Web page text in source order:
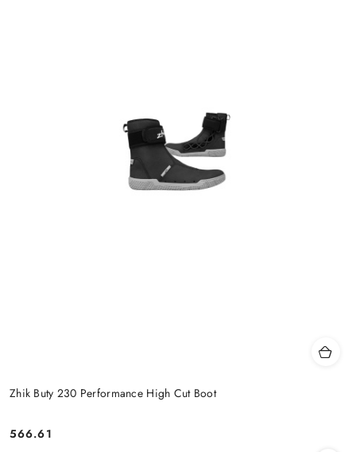
Zhik Buty 230 Performance High Cut Boot
Cena:
566.61